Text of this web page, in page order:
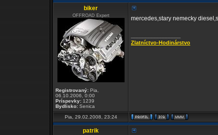
biker
OFFROAD Expert
Registrovaný: Pia,
06.10.2006, 0:00
Príspevky: 1239
Bydlisko: Senica
mercedes,stary nemecky
Zlatníctvo-Hodinárstvo
Pia, 29.02.2008, 23:24
patrik